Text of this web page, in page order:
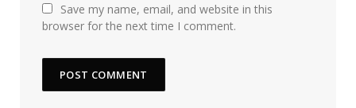
Save my name, email, and website in this
browser for the next time I comment.